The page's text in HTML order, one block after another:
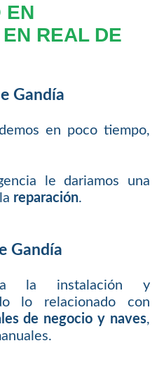
EN
REAL DE
Gandía
en poco tiempo,
le dariamos una
reparación.
Gandía
a la instalación y
lo relacionado con
de negocio y naves,